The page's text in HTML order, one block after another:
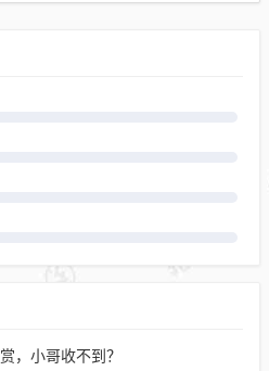
，小哥收不到？